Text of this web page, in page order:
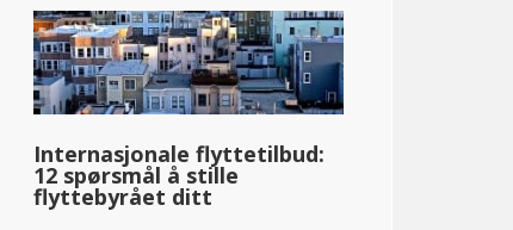
Internasjonale flyttetilbud:
12 spørsmål å stille
flyttebyrået ditt